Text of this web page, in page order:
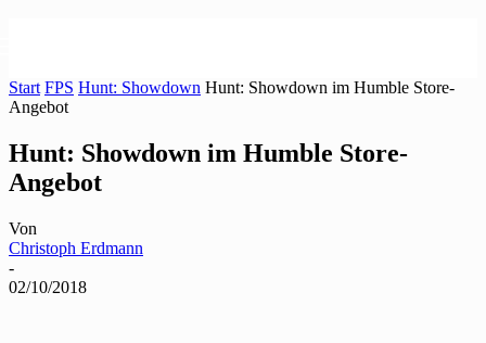
Start FPS Hunt: Showdown Hunt: Showdown im Humble Store-
Angebot
Hunt: Showdown im Humble Store-
Angebot
Von
Christoph Erdmann
-
02/10/2018